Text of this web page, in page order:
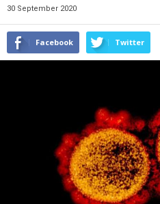
30 September 2020
Facebook Twitter